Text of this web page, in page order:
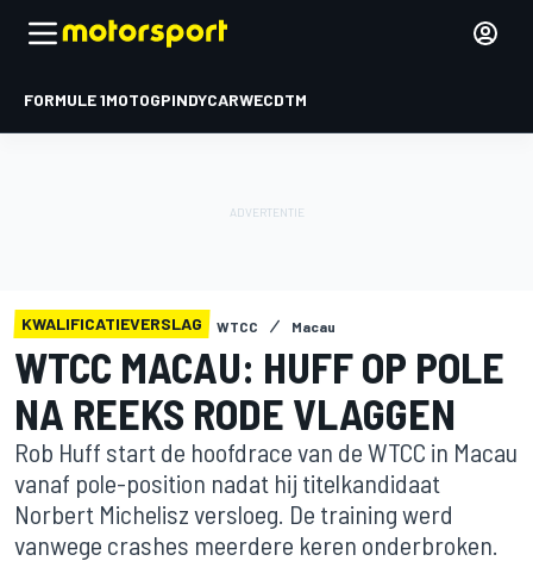
FORMULE 1MOTOGPINDYCARWECDTM
KWALIFICATIEVERSLAG WTCC Macau
WTCC MACAU: HUFF OP POLE
NA REEKS RODE VLAGGEN
Rob Huff start de hoofdrace van de WTCC in Macau
vanaf pole-position nadat hij titelkandidaat
Norbert Michelisz versloeg. De training werd
vanwege crashes meerdere keren onderbroken.